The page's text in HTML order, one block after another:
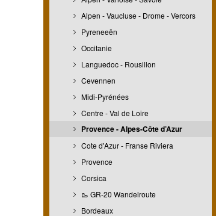
Alpen - Vaucluse - Drome - Vercors
Pyreneeën
Occitanie
Languedoc - Rousillon
Cevennen
Midi-Pyrénées
Centre - Val de Loire
Provence - Alpes-Côte d’Azur
Cote d'Azur - Franse Riviera
Provence
Corsica
🥾 GR-20 Wandelroute
Bordeaux